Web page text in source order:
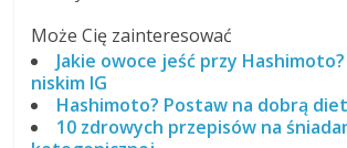
Może Cię zainteresować
Jakie owoce jeść przy
niskim IG
Hashimoto? Postaw na dobrą
10 zdrowych przepisów na